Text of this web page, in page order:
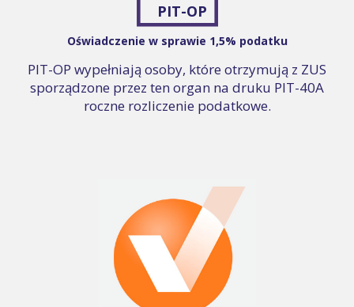
PIT-OP
Oświadczenie w sprawie 1,5% podatku
PIT-OP wypełniają osoby, które otrzymują z ZUS
sporządzone przez ten organ na druku PIT-40A
roczne rozliczenie podatkowe.